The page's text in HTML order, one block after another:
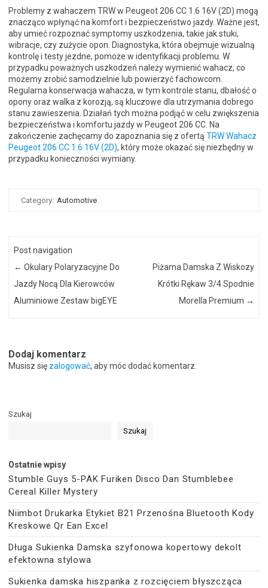
Problemy z wahaczem TRW w Peugeot 206 CC 1.6 16V (2D) mogą
znacząco wpłynąć na komfort i bezpieczeństwo jazdy. Ważne jest,
aby umieć rozpoznać symptomy uszkodzenia, takie jak stuki,
wibracje, czy zużycie opon. Diagnostyka, która obejmuje wizualną
kontrolę i testy jezdne, pomoże w identyfikacji problemu. W
przypadku poważnych uszkodzeń należy wymienić wahacz, co
możemy zrobić samodzielnie lub powierzyć fachowcom.
Regularna konserwacja wahacza, w tym kontrole stanu, dbałość o
opony oraz walka z korozją, są kluczowe dla utrzymania dobrego
stanu zawieszenia. Działań tych można podjąć w celu zwiększenia
bezpieczeństwa i komfortu jazdy w Peugeot 206 CC. Na
zakończenie zachęcamy do zapoznania się z ofertą TRW Wahacz
Peugeot 206 CC 1.6 16V (2D), który może okazać się niezbędny w
przypadku konieczności wymiany.
Category: Automotive
Post navigation
← Okulary Polaryzacyjne Do
Jazdy Nocą Dla Kierowców
Aluminiowe Zestaw bigEYE
Piżama Damska Z Wiskozy
Krótki Rękaw 3/4 Spodnie
Morella Premium →
Dodaj komentarz
Musisz się zalogować, aby móc dodać komentarz.
Szukaj
Szukaj
Ostatnie wpisy
Stumble Guys 5-PAK Furiken Disco Dan Stumblebee
Cereal Killer Mystery
Niimbot Drukarka Etykiet B21 Przenośna Bluetooth Kody
Kreskowe Qr Ean Excel
Długa Sukienka Damska szyfonowa kopertowy dekolt
efektowna stylowa
Sukienka damska hiszpanka z rozcięciem błyszcząca